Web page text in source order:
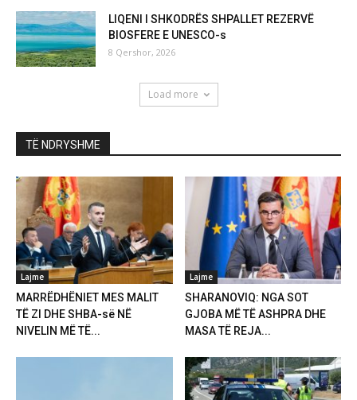
LIQENI I SHKODRËS SHPALLET REZERVË
BIOSFERE E UNESCO-s
8 Qershor, 2026
Load more
TË NDRYSHME
Lajme
MARRËDHËNIET MES MALIT
TË ZI DHE SHBA-së NË
NIVELIN MË TË...
Lajme
SHARANOVIQ: NGA SOT
GJOBA MË TË ASHPRA DHE
MASA TË REJA...